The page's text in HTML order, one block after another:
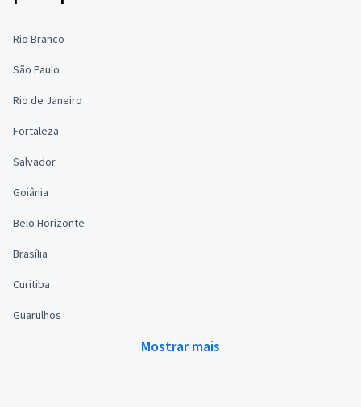
Rio Branco
São Paulo
Rio de Janeiro
Fortaleza
Salvador
Goiânia
Belo Horizonte
Brasília
Curitiba
Guarulhos
Mostrar mais